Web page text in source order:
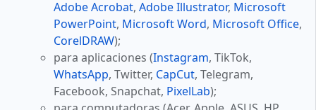
Adobe Acrobat, Adobe Illustrator, Microsoft
PowerPoint, Microsoft Word, Microsoft Office,
CorelDRAW);
para aplicaciones (Instagram, TikTok,
WhatsApp, Twitter, CapCut, Telegram,
Facebook, Snapchat, PixelLab);